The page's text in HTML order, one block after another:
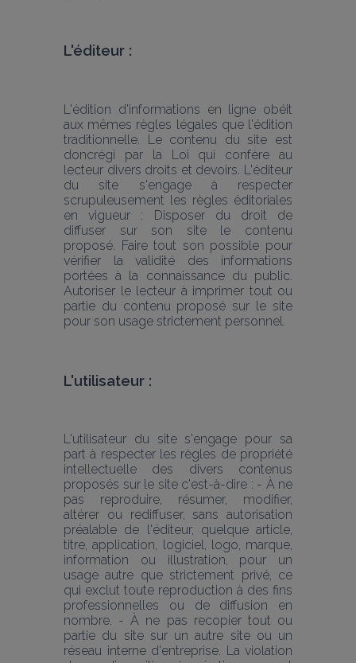
L'éditeur :
L'édition d'informations en ligne obéit
aux mêmes règles légales que l'édition
traditionnelle. Le contenu du site est
doncrégi par la Loi qui confère au
lecteur divers droits et devoirs. L'éditeur
du site s'engage à respecter
scrupuleusement les règles éditoriales
en vigueur : Disposer du droit de
diffuser sur son site le contenu
proposé. Faire tout son possible pour
vérifier la validité des informations
portées à la connaissance du public.
Autoriser le lecteur à imprimer tout ou
partie du contenu proposé sur le site
pour son usage strictement personnel.
L'utilisateur :
L'utilisateur du site s'engage pour sa
part à respecter les règles de propriété
intellectuelle des divers contenus
proposés sur le site c'est-à-dire : - À ne
pas reproduire, résumer, modifier,
altérer ou rediffuser, sans autorisation
préalable de l'éditeur, quelque article,
titre, application, logiciel, logo, marque,
information ou illustration, pour un
usage autre que strictement privé, ce
qui exclut toute reproduction à des fins
professionnelles ou de diffusion en
nombre. - À ne pas recopier tout ou
partie du site sur un autre site ou un
réseau interne d'entreprise. La violation